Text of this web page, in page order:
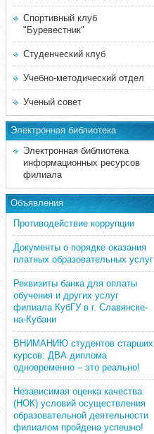
Спортивный клуб
"Буревестник"
Студенческий клуб
Учебно-методический отдел
Ученый совет
Электронная библиотека
Электронная библиотека
информационных ресурсов
филиала
Объявления
Противодействие коррупции
Документы о порядке оказания
платных образовательных услуг
Реквизиты банка для оплаты
обучения и других услуг
филиала КубГУ в г. Славянске-
на-Кубани
ВНИМАНИЮ студентов старших
курсов: ДВА диплома
одновременно – это реально!
Независимая оценка качества
(НОК) условий осуществления
образовательной деятельности
филиалом пройдена успешно!